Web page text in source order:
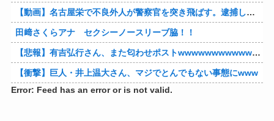
【動画】名古屋栄で不良外人が警察官を突き飛ばす。逮捕しろやｗｗｗ
田﨑さくらアナ セクシーノースリーブ脇！！
【悲報】有吉弘行さん、また匂わせポストwwwwwwwwwwwwwwww
【衝撃】巨人・井上温大さん、マジでとんでもない事態にwww
Error: Feed has an error or is not valid.